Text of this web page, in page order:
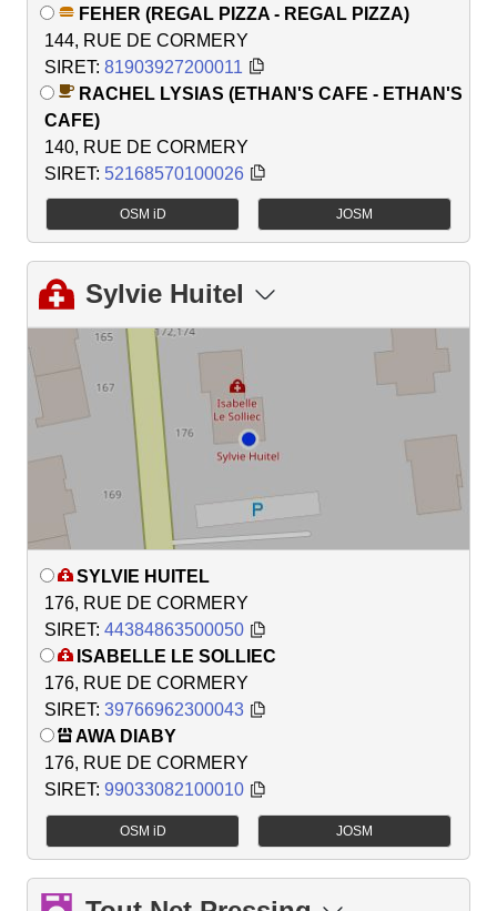
FEHER (REGAL PIZZA - REGAL PIZZA)
144, RUE DE CORMERY
SIRET: 81903927200011
RACHEL LYSIAS (ETHAN'S CAFE - ETHAN'S
CAFE)
140, RUE DE CORMERY
SIRET: 52168570100026
OSM iD JOSM
Sylvie Huitel
SYLVIE HUITEL
176, RUE DE CORMERY
SIRET: 44384863500050
ISABELLE LE SOLLIEC
176, RUE DE CORMERY
SIRET: 39766962300043
AWA DIABY
176, RUE DE CORMERY
SIRET: 99033082100010
OSM iD JOSM